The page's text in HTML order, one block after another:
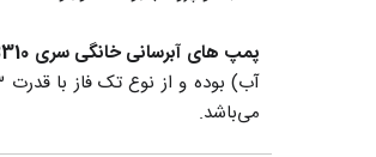
پمپ های آبرسانی خانگی سری CB310 نوید موتور
می‌باشد.